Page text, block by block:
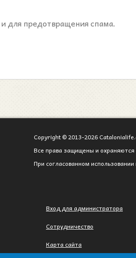
для предотвращения спама.
Copyright © 2013-2026
Все права защищены и
При согласованном
Вход для администратора
Сотрудничество
Карта сайта